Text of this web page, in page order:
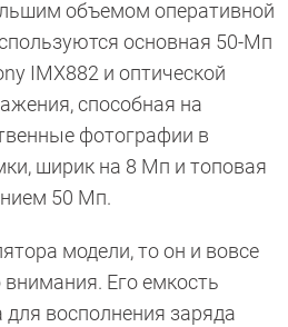
объемом оперативной
основная 50-Мп
IMX882 и оптической
способная на
фотографии в
ширик на 8 Мп и топовая
50 Мп.
модели, то он и вовсе
Его емкость
для восполнения заряда